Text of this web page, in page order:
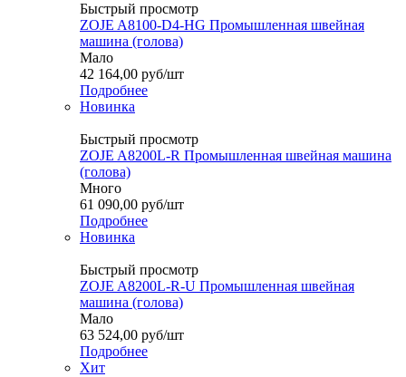
Быстрый просмотр
ZOJE A8100-D4-HG Промышленная швейная
машина (голова)
Мало
42 164,00 руб/шт
Подробнее
Новинка
Быстрый просмотр
ZOJE A8200L-R Промышленная швейная машина
(голова)
Много
61 090,00 руб/шт
Подробнее
Новинка
Быстрый просмотр
ZOJE A8200L-R-U Промышленная швейная
машина (голова)
Мало
63 524,00 руб/шт
Подробнее
Хит